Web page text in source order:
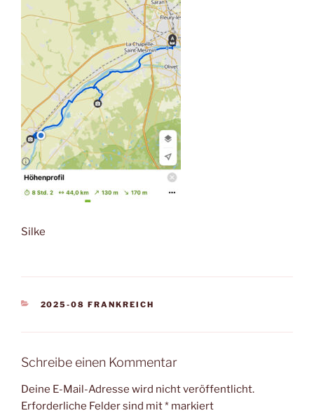
Silke
KATEGORIEN
2025-08 FRANKREICH
Schreibe einen Kommentar
Deine E-Mail-Adresse wird nicht veröffentlicht.
Erforderliche Felder sind mit* markiert